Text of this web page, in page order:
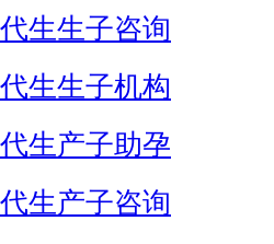
生生子咨询
生生子机构
生产子助孕
生产子咨询